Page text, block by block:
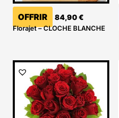
OFFRIR 84,90€
Florajet – CLOCHE BLANCHE